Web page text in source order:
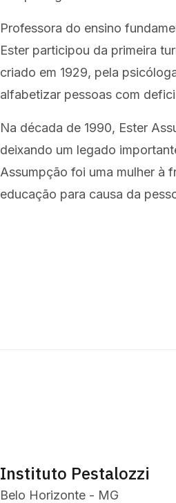
Professora do ensino
Ester participou da primeira
criado em 1929, pela
alfabetizar pessoas com
Na década de 1990, Ester
deixando um legado
Assumpção foi uma mulher à
educação para causa da
Instituto Pestalozzi
Belo Horizonte - MG